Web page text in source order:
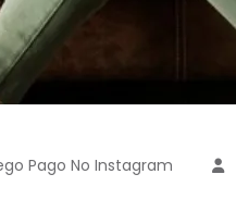
Pago No Instagram